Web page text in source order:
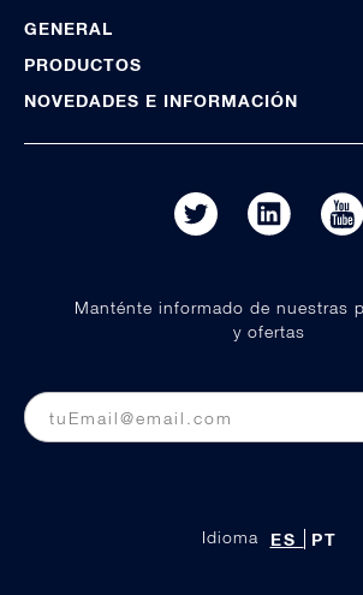
GENERAL
PRODUCTOS
NOVEDADES E INFORMACIÓN
Idioma ES PT
Manténte informado de nuestras
y ofertas